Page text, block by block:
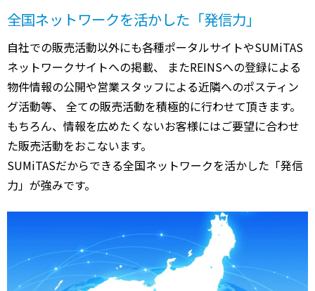
全国ネットワークを活かした「発信力」
自社での販売活動以外にも各種ポータルサイトやSUMiTAS
ネットワークサイトへの掲載、 またREINSへの登録による
物件情報の公開や営業スタッフによる近隣へのポスティン
グ活動等、 全ての販売活動を積極的に行わせて頂きます。
もちろん、情報を広めたくないお客様にはご要望に合わせ
た販売活動をおこないます。
SUMiTASだからできる全国ネットワークを活かした「発信
力」が強みです。